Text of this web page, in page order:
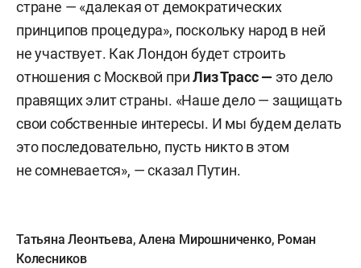
стране — «далекая от демократических
принципов процедура», поскольку народ в ней
не участвует. Как Лондон будет строить
отношения с Москвой приЛиз Трасс — это дело
правящих элит страны. «Наше дело — защищать
свои собственные интересы. И мы будем делать
это последовательно, пусть никто в этом
не сомневается», — сказал Путин.
Татьяна Леонтьева,Алена Мирошниченко, Роман
Колесников